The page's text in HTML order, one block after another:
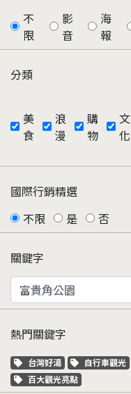
不
限
影
音
海
報
分類
美
食
浪
漫
購
物
文
化
國際行銷精選
不限
是 否
關鍵字
熱門關鍵字
關鍵字標籤
台灣好湯 關鍵字標籤
自行車觀光
關鍵字標籤
百大觀光亮點